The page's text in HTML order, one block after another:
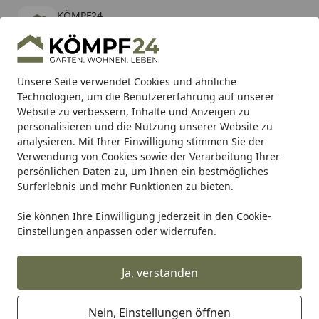
Unsere Seite verwendet Cookies und ähnliche
Technologien, um die Benutzererfahrung auf unserer
Website zu verbessern, Inhalte und Anzeigen zu
personalisieren und die Nutzung unserer Website zu
analysieren. Mit Ihrer Einwilligung stimmen Sie der
Verwendung von Cookies sowie der Verarbeitung Ihrer
persönlichen Daten zu, um Ihnen ein bestmögliches
Surferlebnis und mehr Funktionen zu bieten.
Sie können Ihre Einwilligung jederzeit in den Cookie-
Einstellungen anpassen oder widerrufen.
Ja, verstanden
Nein, Einstellungen öffnen
KÖMPF24
kostenlos - Im App Store
Hotline
Alle Produkte
Mein Konto
Suchen
Karibu Pools inkl. gratis Sandfilteranlage & Pool-
Starterset (Gesamtwert bis 468,99€)
Startseite
Auto & Zweirad Fahrradzubehör & Fahrradbedarf
Stronglight Kettenblatt Gravel 40
Zähne schwarz